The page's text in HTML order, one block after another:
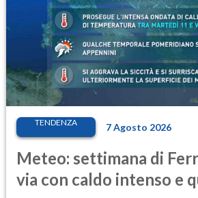
TENDENZA 7 Agosto 2026
Meteo: settimana di
via con caldo intenso e